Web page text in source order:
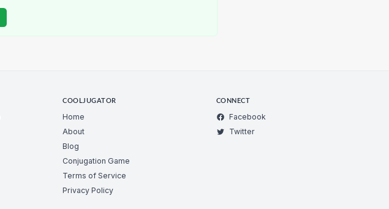
COOLJUGATOR
Home
About
Blog
Conjugation Game
Terms of Service
Privacy Policy
CONNECT
Facebook
Twitter